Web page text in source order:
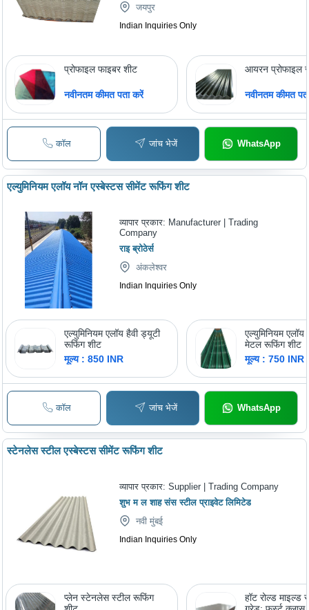
जयपुर
Indian Inquiries Only
प्रोफाइल फाइबर शीट
नवीनतम कीमत पता करें
आयरन प्रोफाइल
नवीनतम कीमत
कॉल जांच भेजें WhatsApp
एल्युमिनियम एलॉय नॉन एस्बेस्टस सीमेंट रूफिंग शीट
व्यापार प्रकार: Manufacturer | Trading
Company
राइ ब्रोठेर्स
अंकलेश्वर
Indian Inquiries Only
एल्युमिनियम एलॉय हैवी ड्यूटी
रूफिंग शीट
मूल्य : 850 INR
एल्युमिनियम
मेटल रूफिंग शीट
मूल्य : 750 INR
कॉल जांच भेजें WhatsApp
स्टेनलेस स्टील एस्बेस्टस सीमेंट रूफिंग शीट
व्यापार प्रकार:Supplier | Trading Company
शुभ म ल शाह संस स्टील प्राइवेट लिमिटेड
नवी मुंबई
Indian Inquiries Only
प्लेन स्टेनलेस स्टील रूफिंग
हॉट रोल्ड माइल्ड